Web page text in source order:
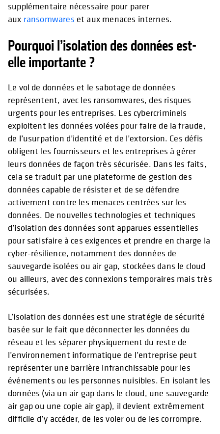
supplémentaire nécessaire pour parer
aux ransomwares et aux menaces internes.
Pourquoi l’isolation des données est-
elle importante ?
Le vol de données et le sabotage de données
représentent, avec les ransomwares, des risques
urgents pour les entreprises. Les cybercriminels
exploitent les données volées pour faire de la fraude,
de l’usurpation d’identité et de l’extorsion. Ces défis
obligent les fournisseurs et les entreprises à gérer
leurs données de façon très sécurisée. Dans les faits,
cela se traduit par une plateforme de gestion des
données capable de résister et de se défendre
activement contre les menaces centrées sur les
données. De nouvelles technologies et techniques
d’isolation des données sont apparues essentielles
pour satisfaire à ces exigences et prendre en charge la
cyber-résilience, notamment des données de
sauvegarde isolées ou air gap, stockées dans le cloud
ou ailleurs, avec des connexions temporaires mais très
sécurisées.
L’isolation des données est une stratégie de sécurité
basée sur le fait que déconnecter les données du
réseau et les séparer physiquement du reste de
l’environnement informatique de l’entreprise peut
représenter une barrière infranchissable pour les
événements ou les personnes nuisibles. En isolant les
données (via un air gap dans le cloud, une sauvegarde
air gap ou une copie air gap), il devient extrêmement
difficile d’y accéder, de les voler ou de les corrompre.